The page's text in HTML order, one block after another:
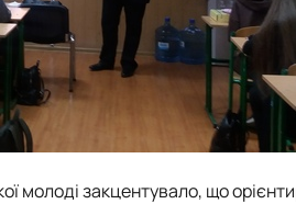
молоді закцентувало, що